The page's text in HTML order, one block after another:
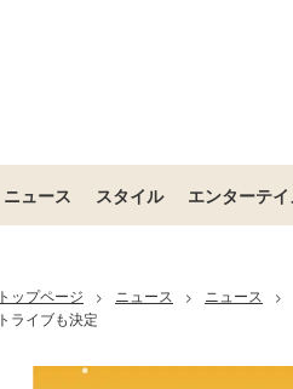
ニュース スタイル エンターテ
トップページ > ニュース > ニュース >
トライブも決定